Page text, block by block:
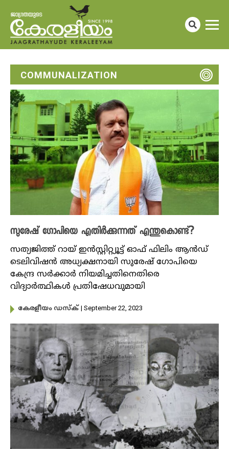
COMMUNALIZATION
സുരേഷ് ഗോപിയെ എതിർക്കുന്നത് എന്തുകൊണ്ട്?
സത്യജിത്ത് റായ് ഇൻസ്റ്റിറ്റ്യൂട്ട് ഓഫ് ഫിലിം ആന്‍ഡ്
ടെലിവിഷന്‍ അധ്യക്ഷനായി സുരേഷ് ​ഗോപിയെ
കേന്ദ്ര സർക്കാർ നിയമിച്ചതിനെതിരെ
വിദ്യാർത്ഥികൾ പ്രതിഷേധവുമായി
കേരളീയം ഡസ്ക് | September 22, 2023